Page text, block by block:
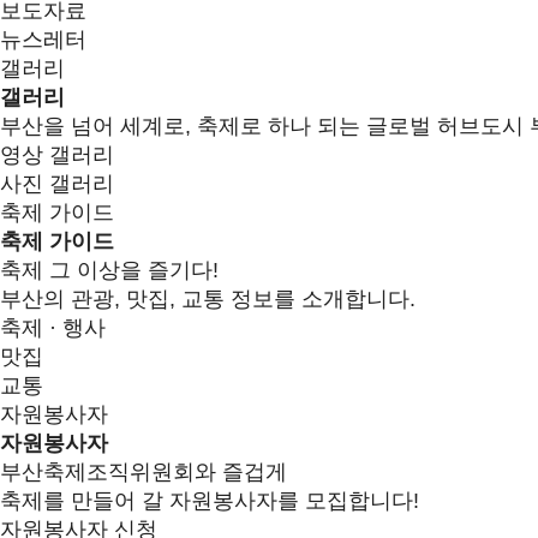
보도자료
뉴스레터
갤러리
갤러리
부산을 넘어 세계로, 축제로 하나 되는 글로벌 허브도시
영상 갤러리
사진 갤러리
축제 가이드
축제 가이드
축제 그 이상을 즐기다!
부산의 관광, 맛집, 교통 정보를 소개합니다.
축제 · 행사
맛집
교통
자원봉사자
자원봉사자
부산축제조직위원회와 즐겁게
축제를 만들어 갈 자원봉사자를 모집합니다!
자원봉사자 신청